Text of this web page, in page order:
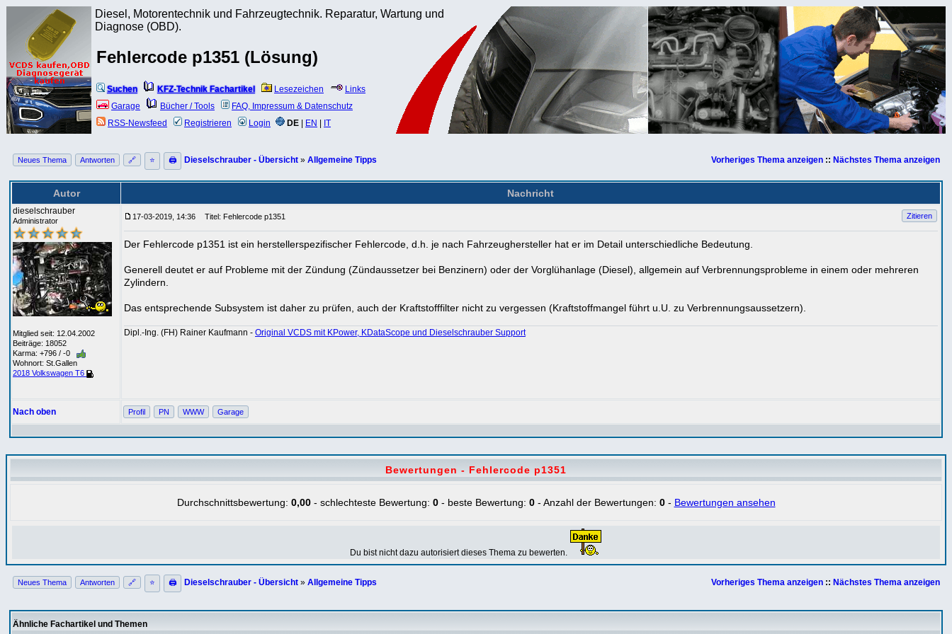
Diesel, Motorentechnik und Fahrzeugtechnik. Reparatur, Wartung und
Diagnose (OBD).
Fehlercode p1351 (Lösung)
Suchen KFZ-Technik Fachartikel Lesezeichen
Links
Garage
Bücher / Tools
FAQ, Impressum & Datenschutz
RSS-Newsfeed
Registrieren Login DE EN IT
Neues Thema Antworten 🔗 ⭐ 🖨 Dieselschrauber - Übersicht » Allgemeine Tipps Vorheriges Thema anzeigen :: Nächstes Thema anzeigen
Autor Nachricht
dieselschrauber
Administrator
Mitglied seit: 12.04.2002
Beiträge: 18052
Karma: +796 / -0
Wohnort: St.Gallen
2018 Volkswagen T6
17-03-2019, 14:36 Titel: Fehlercode p1351 Zitieren
Der Fehlercode p1351 ist ein herstellerspezifischer Fehlercode, d.h. je nach Fahrzeughersteller hat er im Detail unterschiedliche Bedeutung.
Generell deutet er auf Probleme mit der Zündung (Zündaussetzer bei Benzinern) oder der Vorglühanlage (Diesel), allgemein auf Verbrennungsprobleme in einem oder mehreren
Zylindern.
Das entsprechende Subsystem ist daher zu prüfen, auch der Kraftstofffilter nicht zu vergessen (Kraftstoffmangel führt u.U. zu Verbrennungsaussetzern).
Dipl.-Ing. (FH) Rainer Kaufmann - Original VCDS mit KPower, KDataScope und Dieselschrauber Support
Nach oben Profil PN WWW Garage
Bewertungen - Fehlercode p1351
Durchschnittsbewertung: 0,00- schlechteste Bewertung: 0- beste Bewertung: 0- Anzahl der Bewertungen: 0- Bewertungen ansehen
Du bist nicht dazu autorisiert dieses Thema zu bewerten.
Neues Thema Antworten 🔗 ⭐ 🖨 Dieselschrauber - Übersicht » Allgemeine Tipps Vorheriges Thema anzeigen :: Nächstes Thema anzeigen
Ähnliche Fachartikel und Themen